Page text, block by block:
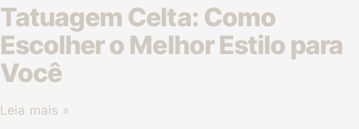
Tatuagem Celta: Como
Escolher o Melhor Estilo para
Você
Leia mais »